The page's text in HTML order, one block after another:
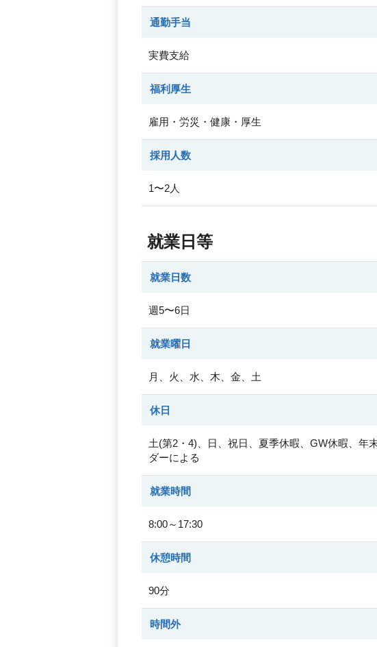
通勤手当
実費支給
福利厚生
雇用・労災・健康・厚生
採用人数
1〜2人
就業日等
就業日数
週5〜6日
就業曜日
月、火、水、木、金、土
休日
土(第2・4)、日、祝日、夏季休暇、GW休暇、年
ダーによる
就業時間
8:00～17:30
休憩時間
90分
時間外